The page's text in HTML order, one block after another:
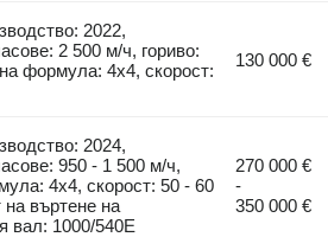
2022,
2 500 м/ч, гориво:
формула: 4x4, скорост:
130 000 €
2024,
950 - 1 500 м/ч,
4x4, скорост: 50 - 60
на въртене на
вал: 1000/540E
270 000 €
-
350 000 €